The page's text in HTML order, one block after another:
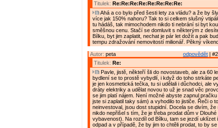
Titulek: Re:Re:Re:Re:Re:Re:Re:Re:
Ahá a co bylo před šesti lety za vládu? a že by
více jak 150% nahoru? Tak to si celkem slušný
tu hádáš, tak mimochodem nikdo ti nebrání si byt
směšnou cenu. Stačí se domluvit s některým z
Bílku, byt jim zaplatit, nechat je pár let dožít a pak
tempu zdražování nemovitostí milionář. Pěkný
odpovědět |
Autor: peta
Titulek: Re:
Pavle, jistě, někteří šli do novostaveb, ale za 60
bydlení se to prostě vybydlí, i když do toho strkáte
je jen kosmetická tečka, tu si udělali i důchodci, ale
dráty elektriky a udělat novou to už je snad věc
se jim platí nájem. Není možné abyste zapnul
jste si zaplatil taky sám) a vyhodilo to jističe. Řeči o
neinvestoval, jsou dost stupidní. Docela se divím, že
nikdo nepřišel s tím, že je třeba prodat dům v
vybavenost). Na rozdíl od Bílku, tam se jezdí uklízet
odpad a v případě, že by jim to chtěli prodat, to by